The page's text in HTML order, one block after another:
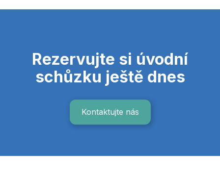
Rezervujte si úvodní
schůzku ještě dnes
Kontaktujte nás